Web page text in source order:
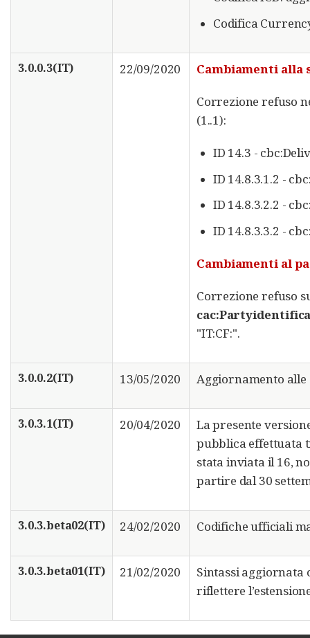
Codifica
3.0.0.3(IT) 22/09/2020 Cambiamenti alla
Correzione refuso
(1..1):
ID 14.3 -
ID 14.8.3.1.2 -
ID 14.8.3.2.2 -
ID 14.8.3.3.2 -
Cambiamenti al
Correzione refuso
"IT:CF:".
3.0.0.2(IT) 13/05/2020 Aggiornamento alle
3.0.3.1(IT) 20/04/2020
La presente
pubblica effettuata
stata inviata il 16,
partire dal 30
3.0.3.beta02(IT) 24/02/2020 Codifiche ufficiali
3.0.3.beta01(IT) 21/02/2020
Sintassi aggiornata
riflettere